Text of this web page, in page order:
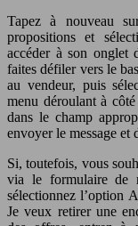
Tapez à nouveau
propositions et
accéder à son onglet
faites défiler vers le
au vendeur, puis
menu déroulant à
dans le champ
envoyer le message et
Si, toutefois, vous
via le formulaire de
sélectionnez l’option
Je veux retirer une